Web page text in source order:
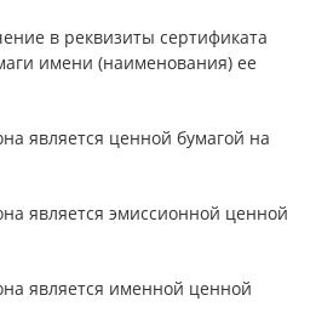
в реквизиты сертификата
имени (наименования) ее
является ценной бумагой на
является эмиссионной ценной
является именной ценной